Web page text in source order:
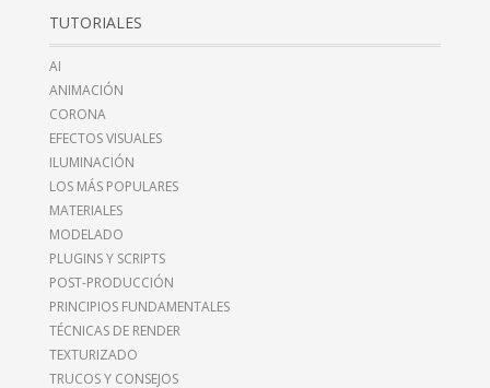
TUTORIALES
AI
ANIMACIÓN
CORONA
EFECTOS VISUALES
ILUMINACIÓN
LOS MÁS POPULARES
MATERIALES
MODELADO
PLUGINS Y SCRIPTS
POST-PRODUCCIÓN
PRINCIPIOS FUNDAMENTALES
TÉCNICAS DE RENDER
TEXTURIZADO
TRUCOS Y CONSEJOS